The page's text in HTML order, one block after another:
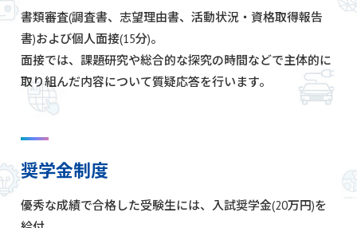
書類審査(調査書、志望理由書、活動状況・資格取得報告
書)および個人面接(15分)。
面接では、課題研究や総合的な探究の時間などで主体的に
取り組んだ内容について質疑応答を行います。
奨学金制度
優秀な成績で合格した受験生には、入試奨学金(20万円)を